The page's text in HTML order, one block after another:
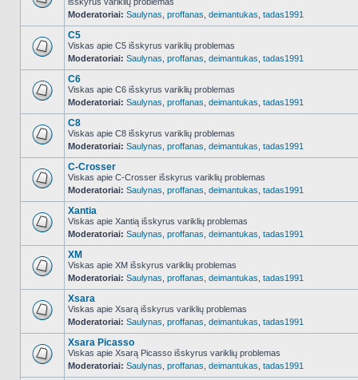
NO_UNREAD_POSTS
Moderatoriai: Saulynas proffanas deimantukas tadas1991
NO_UNREAD_POSTS
C5
Viskas apie C5 išskyrus variklių problemas
Moderatoriai: Saulynas proffanas deimantukas tadas1991
NO_UNREAD_POSTS
C6
Viskas apie C6 išskyrus variklių problemas
Moderatoriai: Saulynas proffanas deimantukas tadas1991
NO_UNREAD_POSTS
C8
Viskas apie C8 išskyrus variklių problemas
Moderatoriai: Saulynas proffanas deimantukas tadas1991
NO_UNREAD_POSTS
C-Crosser
Viskas apie C-Crosser išskyrus variklių problemas
Moderatoriai: Saulynas proffanas deimantukas tadas1991
NO_UNREAD_POSTS
Xantia
Viskas apie Xantią išskyrus variklių problemas
Moderatoriai: Saulynas proffanas deimantukas tadas1991
NO_UNREAD_POSTS
XM
Viskas apie XM išskyrus variklių problemas
Moderatoriai: Saulynas proffanas deimantukas tadas1991
NO_UNREAD_POSTS
Xsara
Viskas apie Xsarą išskyrus variklių problemas
Moderatoriai: Saulynas proffanas deimantukas tadas1991
NO_UNREAD_POSTS
Xsara Picasso
Viskas apie Xsarą Picasso išskyrus variklių problemas
Moderatoriai: Saulynas proffanas deimantukas tadas1991